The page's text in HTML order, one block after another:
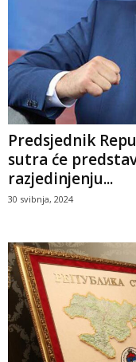
Predsjednik
sutra će
razjedinjenju...
30 svibnja, 2024